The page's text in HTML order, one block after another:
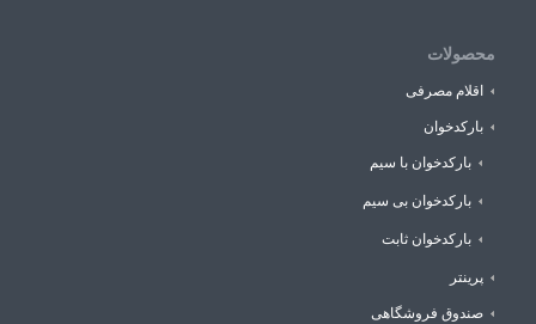
محصولات
اقلام مصرفی
بارکدخوان
بارکدخوان با سیم
بارکدخوان بی سیم
بارکدخوان ثابت
پرینتر
صندوق فروشگاهی